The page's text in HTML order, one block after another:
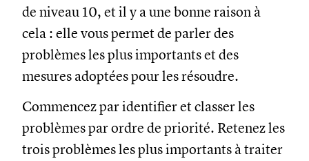
de niveau 10, et il y a une bonne raison à
cela : elle vous permet de parler des
problèmes les plus importants et des
mesures adoptées pour les résoudre.
Commencez par identifier et classer les
problèmes par ordre de priorité. Retenez les
trois problèmes les plus importants à traiter